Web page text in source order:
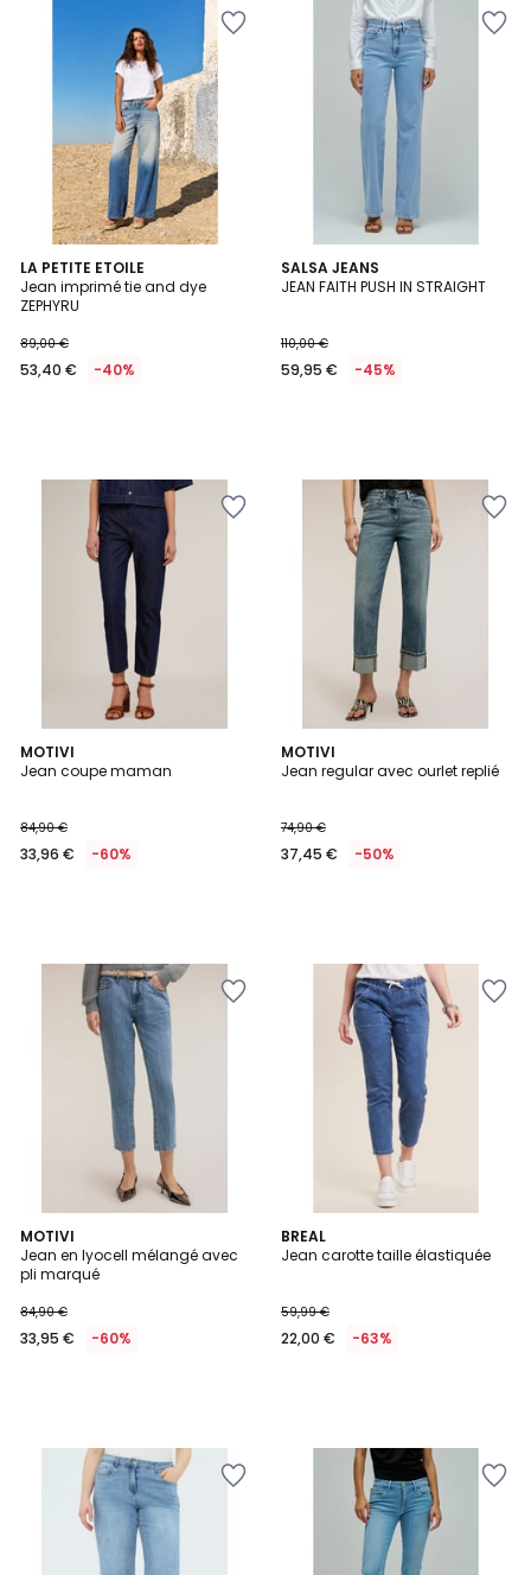
LA PETITE ETOILE
Jean imprimé tie and dye
ZEPHYRU
89,00 €
53,40 € -40%
SALSA JEANS
JEAN FAITH PUSH IN STRAIGHT
110,00 €
59,95 € -45%
MOTIVI
Jean coupe maman
84,90 €
33,96 € -60%
MOTIVI
Jean regular avec ourlet replié
74,90 €
37,45 € -50%
MOTIVI
Jean en lyocell mélangé avec
pli marqué
84,90 €
33,95 € -60%
BREAL
Jean carotte taille élastiquée
59,99 €
22,00 € -63%